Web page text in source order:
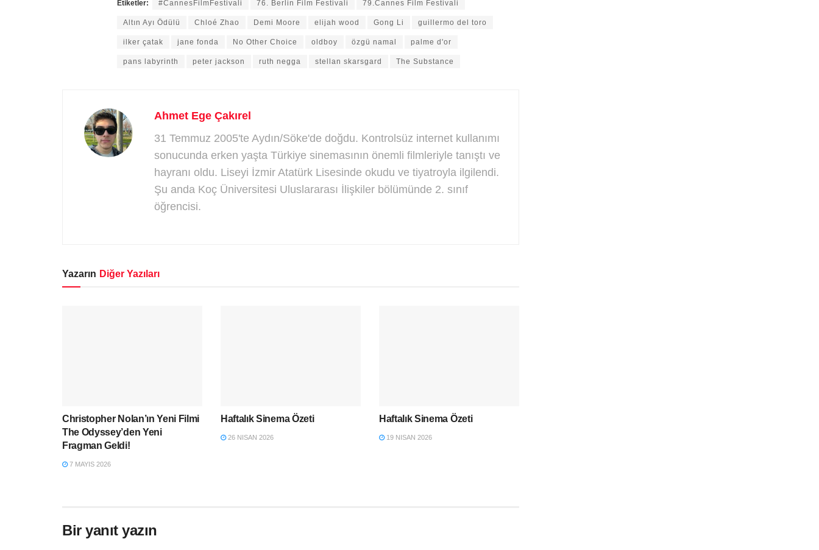
Etiketler: #CannesFilmFestivali 76. Berlin Film Festivali 79.Cannes Film Festivali
Altın Ayı Ödülü Chloé Zhao Demi Moore elijah wood Gong Li guillermo del toro
ilker çatak jane fonda No Other Choice oldboy özgü namal palme d'or
pans labyrinth peter jackson ruth negga stellan skarsgard The Substance
Ahmet Ege Çakırel
31 Temmuz 2005'te Aydın/Söke'de doğdu. Kontrolsüz internet kullanımı
sonucunda erken yaşta Türkiye sinemasının önemli filmleriyle tanıştı ve
hayranı oldu. Liseyi İzmir Atatürk Lisesinde okudu ve tiyatroyla ilgilendi.
Şu anda Koç Üniversitesi Uluslararası İlişkiler bölümünde 2. sınıf
öğrencisi.
Yazarın Diğer Yazıları
Christopher Nolan’ın Yeni Filmi
The Odyssey’den Yeni
Fragman Geldi!
7 MAYIS 2026
Haftalık Sinema Özeti
26 NISAN 2026
Haftalık Sinema Özeti
19 NISAN 2026
Bir yanıt yazın